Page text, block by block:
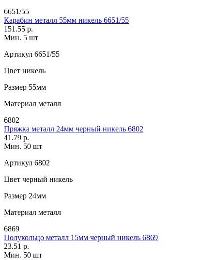
6651/55
Карабин металл 55мм никель 6651/55
151.55 р.
Мин. 5 шт
Артикул 6651/55
Цвет никель
Размер 55мм
Материал металл
6802
Пряжка металл 24мм черный никель 6802
41.79 р.
Мин. 50 шт
Артикул 6802
Цвет черный никель
Размер 24мм
Материал металл
6869
Полукольцо металл 15мм черный никель 6869
23.51 р.
Мин. 50 шт